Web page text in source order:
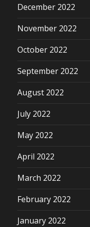
December 2022
November 2022
October 2022
September 2022
August 2022
July 2022
May 2022
April 2022
March 2022
February 2022
January 2022